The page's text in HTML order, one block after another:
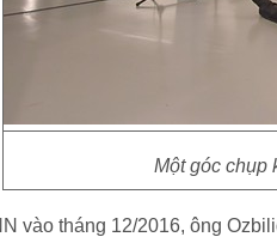
Một góc chụp
vào tháng 12/2016, ông